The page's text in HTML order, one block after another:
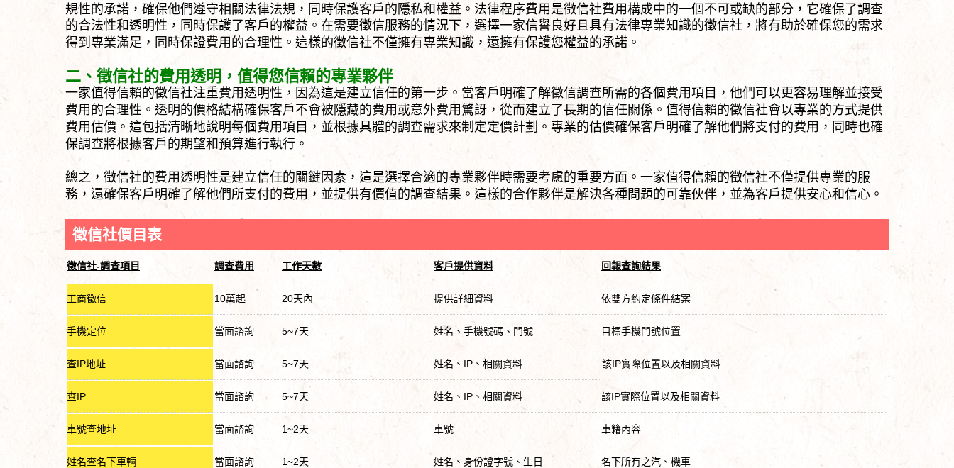
規性的承諾，確保他們遵守相關法律法規，同時保護客戶的隱私和權益。法律程序費用是徵信社費用構成中的一個不可或缺的部分，它確保了調查
的合法性和透明性，同時保護了客戶的權益。在需要徵信服務的情況下，選擇一家信譽良好且具有法律專業知識的徵信社，將有助於確保您的需求
得到專業滿足，同時保證費用的合理性。這樣的徵信社不僅擁有專業知識，還擁有保護您權益的承諾。
二、徵信社的費用透明，值得您信賴的專業夥伴
一家值得信賴的徵信社注重費用透明性，因為這是建立信任的第一步。當客戶明確了解徵信調查所需的各個費用項目，他們可以更容易理解並接受
費用的合理性。透明的價格結構確保客戶不會被隱藏的費用或意外費用驚訝，從而建立了長期的信任關係。值得信賴的徵信社會以專業的方式提供
費用估價。這包括清晰地說明每個費用項目，並根據具體的調查需求來制定定價計劃。專業的估價確保客戶明確了解他們將支付的費用，同時也確
保調查將根據客戶的期望和預算進行執行。
總之，徵信社的費用透明性是建立信任的關鍵因素，這是選擇合適的專業夥伴時需要考慮的重要方面。一家值得信賴的徵信社不僅提供專業的服
務，還確保客戶明確了解他們所支付的費用，並提供有價值的調查結果。這樣的合作夥伴是解決各種問題的可靠伙伴，並為客戶提供安心和信心。
徵信社價目表
徵信社-調查項目 調查費用 工作天數 客戶提供資料 回報查詢結果
工商徵信 10萬起 20天內 提供詳細資料 依雙方約定條件結案
手機定位 當面諮詢 5~7天 姓名、手機號碼、門號 目標手機門號位置
查IP地址 當面諮詢 5~7天 姓名、IP、相關資料 該IP實際位置以及相關資料
查IP 當面諮詢 5~7天 姓名、IP、相關資料 該IP實際位置以及相關資料
車號查地址 當面諮詢 1~2天 車號 車籍內容
姓名查名下車輛 當面諮詢 1~2天 姓名、身份證字號、生日 名下所有之汽、機車